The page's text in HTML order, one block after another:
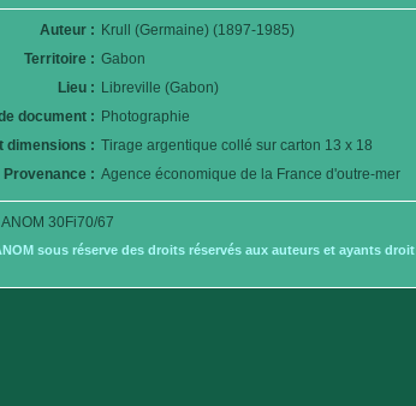
Auteur : Krull (Germaine) (1897-1985)
Territoire : Gabon
Lieu : Libreville (Gabon)
document : Photographie
dimensions : Tirage argentique collé sur carton 13 x 18
Provenance : Agence économique de la France d'outre-mer
ANOM 30Fi70/67
sous réserve des droits réservés aux auteurs et ayants droit